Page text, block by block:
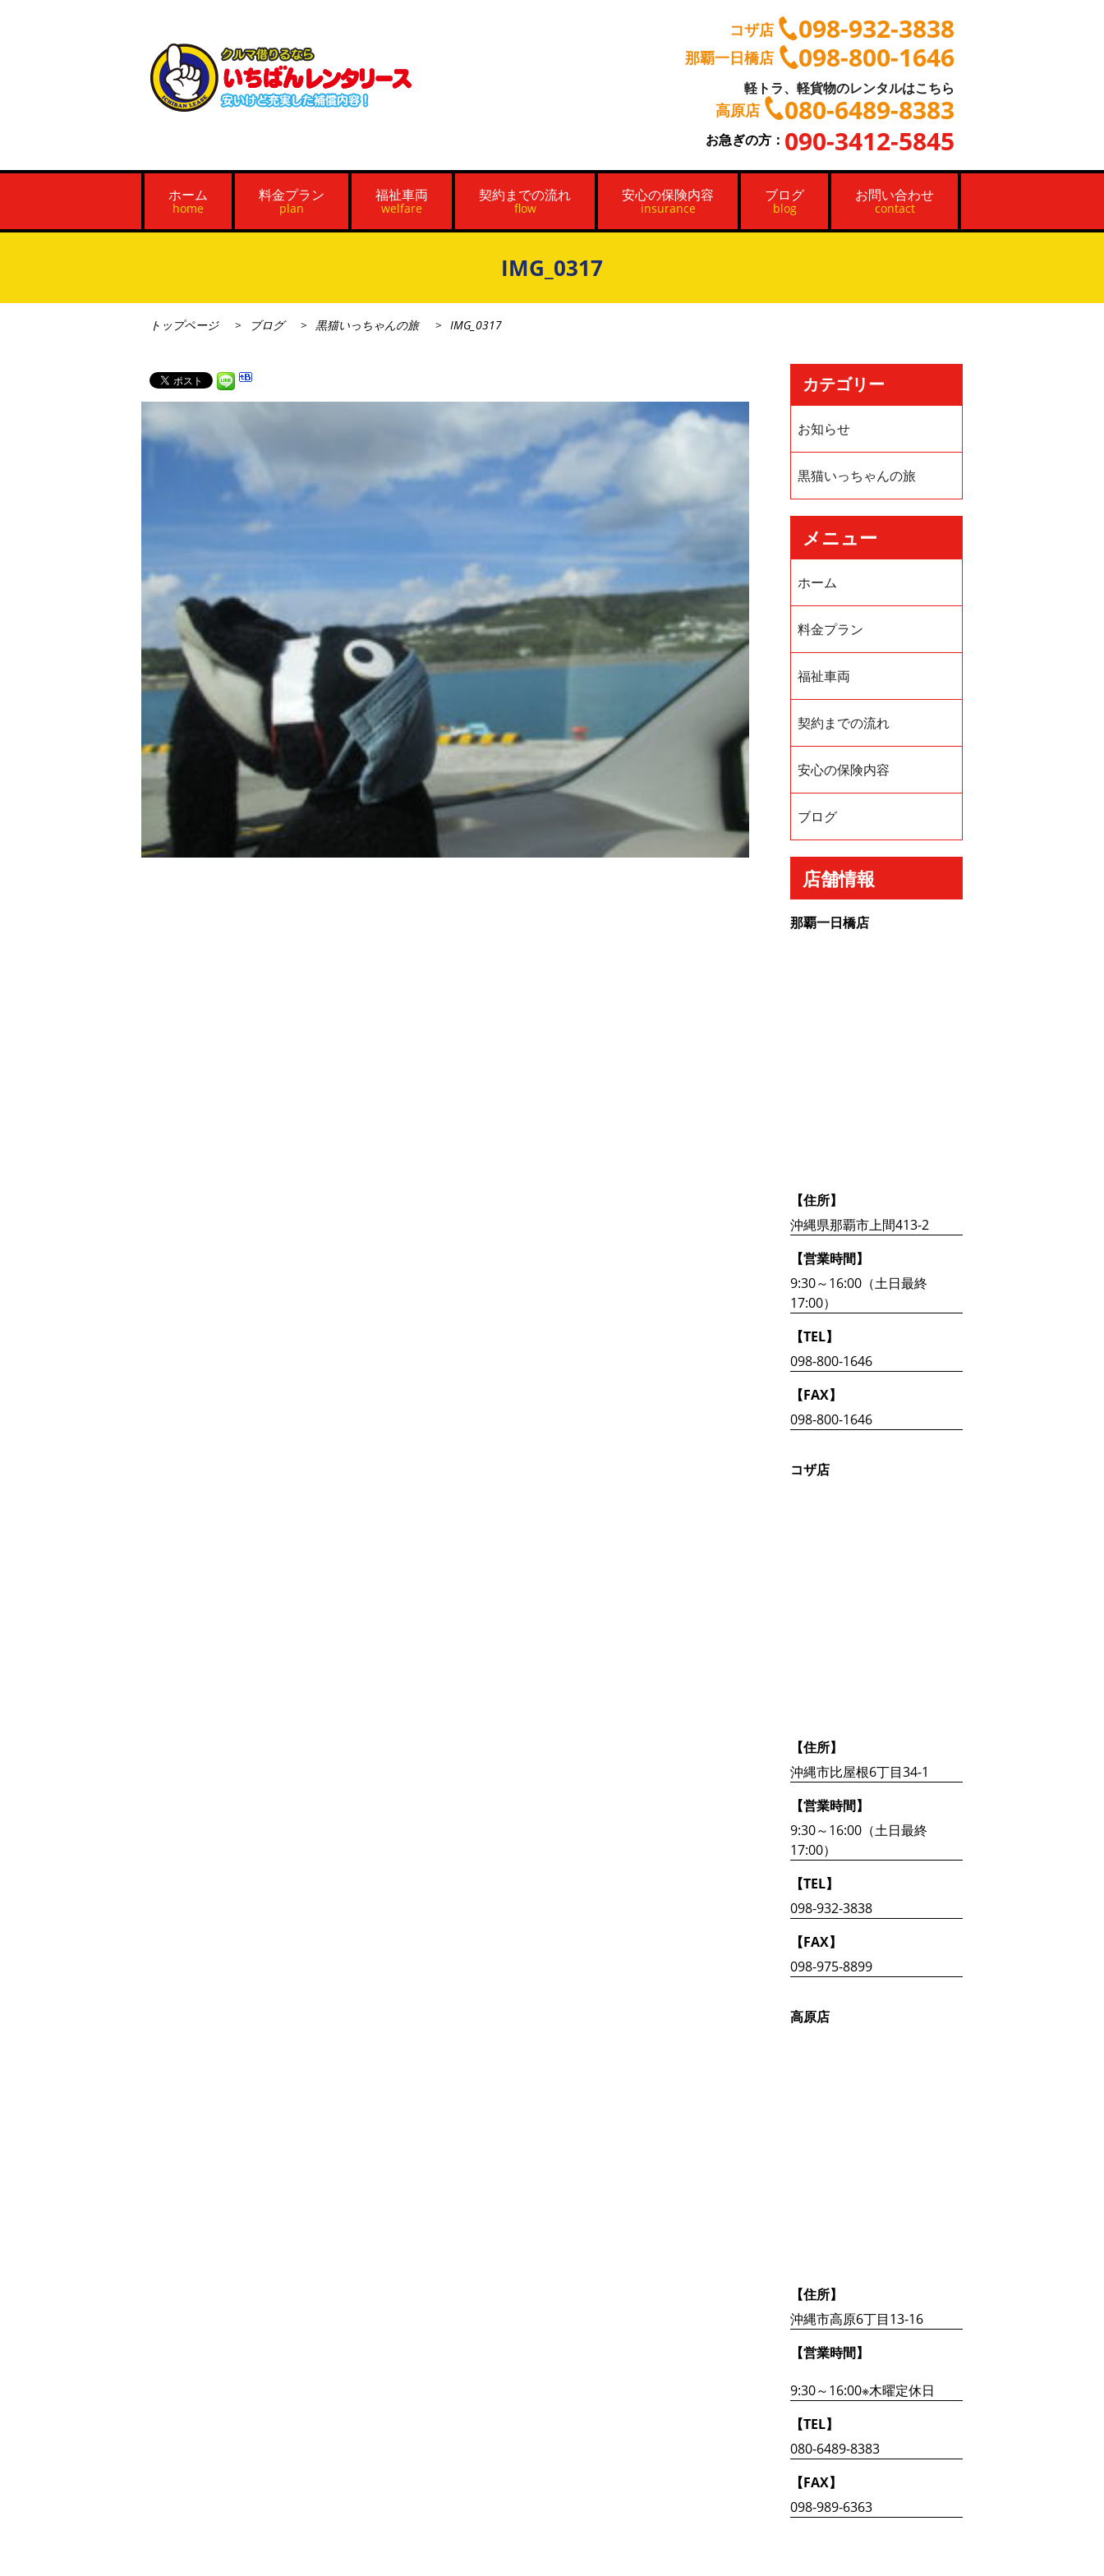
コザ店 098-932-3838
那覇一日橋店 098-800-1646
軽トラ、軽貨物のレンタルはこちら
高原店 080-6489-8383
お急ぎの方： 090-3412-5845
ホーム
home
料金プラン
plan
福祉車両
welfare
契約までの流れ
flow
安心の保険内容
insurance
ブログ
blog
お問い合わせ
contact
IMG_0317
トップページ ブログ 黒猫いっちゃんの旅 IMG_0317
カテゴリー
お知らせ
黒猫いっちゃんの旅
メニュー
ホーム
料金プラン
福祉車両
契約までの流れ
安心の保険内容
ブログ
店舗情報
那覇一日橋店
【住所】
沖縄県那覇市上間413-2
【営業時間】
9:30～16:00（土日最終
17:00）
【TEL】
098-800-1646
【FAX】
098-800-1646
コザ店
【住所】
沖縄市比屋根6丁目34-1
【営業時間】
9:30～16:00（土日最終
17:00）
【TEL】
098-932-3838
【FAX】
098-975-8899
高原店
【住所】
沖縄市高原6丁目13-16
【営業時間】
9:30～16:00※木曜定休日
【TEL】
080-6489-8383
【FAX】
098-989-6363